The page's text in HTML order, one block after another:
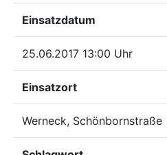
Einsatzdatum
25.06.2017 13:00 Uhr
Einsatzort
Werneck, Schönbornstraße